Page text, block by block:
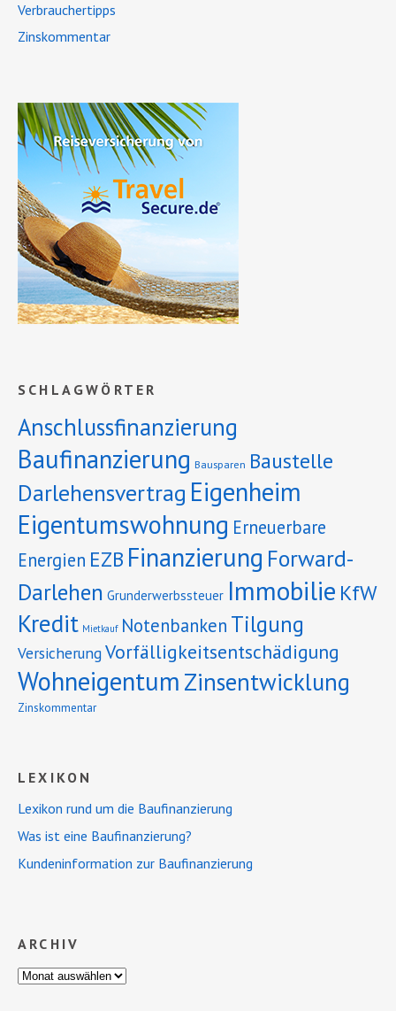
Verbrauchertipps
Zinskommentar
SCHLAGWÖRTER
Anschlussfinanzierung
Baufinanzierung Bausparen Baustelle
Darlehensvertrag Eigenheim
Eigentumswohnung Erneuerbare
Energien EZB Finanzierung Forward-
Darlehen Grunderwerbssteuer Immobilie KfW
Kredit Mietkauf Notenbanken Tilgung
VersicherungVorfälligkeitsentschädigung
Wohneigentum Zinsentwicklung
Zinskommentar
LEXIKON
Lexikon rund um die Baufinanzierung
Was ist eine Baufinanzierung?
Kundeninformation zur Baufinanzierung
ARCHIV